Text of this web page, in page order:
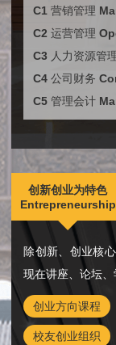
C1 营销管理
C2 运营管理
C3 人力资源管
C4 公司财务
C5 管理会计
创新创业为特色
Entrepreneurship
除创新、创业核
现在讲座、论坛、
创业方向课程
校友创业组织